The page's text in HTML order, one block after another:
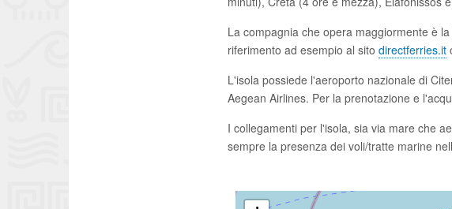
La compagnia che opera maggiormente è
riferimento ad esempio al sito directferries.it
L'isola possiede l'aeroporto nazionale di
Aegean Airlines. Per la prenotazione e
I collegamenti per l'isola, sia via mare che
sempre la presenza dei voli/tratte marine